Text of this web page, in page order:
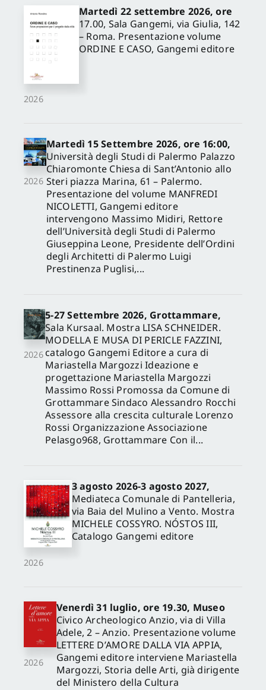
2026
Martedì 22 settembre 2026, ore
17.00, Sala Gangemi, via Giulia, 142
– Roma. Presentazione volume
ORDINE E CASO, Gangemi editore
2026
Martedì 15 Settembre 2026, ore 16:00,
Università degli Studi di Palermo Palazzo
Chiaromonte Chiesa di Sant’Antonio allo
Steri piazza Marina, 61 – Palermo.
Presentazione del volume MANFREDI
NICOLETTI, Gangemi editore
intervengono Massimo Midiri, Rettore
dell’Università degli Studi di Palermo
Giuseppina Leone, Presidente dell’Ordini
degli Architetti di Palermo Luigi
Prestinenza Puglisi,...
2026
5-27 Settembre 2026, Grottammare,
Sala Kursaal. Mostra LISA SCHNEIDER.
MODELLA E MUSA DI PERICLE FAZZINI,
catalogo Gangemi Editore a cura di
Mariastella Margozzi Ideazione e
progettazione Mariastella Margozzi
Massimo Rossi Promossa da Comune di
Grottammare Sindaco Alessandro Rocchi
Assessore alla crescita culturale Lorenzo
Rossi Organizzazione Associazione
Pelasgo968, Grottammare Con il...
2026
3 agosto 2026-3 agosto 2027,
Mediateca Comunale di Pantelleria,
via Baia del Mulino a Vento. Mostra
MICHELE COSSYRO. NÓSTOS III,
Catalogo Gangemi editore
2026
Venerdì 31 luglio, ore 19.30, Museo
Civico Archeologico Anzio, via di Villa
Adele, 2 – Anzio. Presentazione volume
LETTERE D’AMORE DALLA VIA APPIA,
Gangemi editore interviene Mariastella
Margozzi, Storia delle Arti, già dirigente
del Ministero della Cultura